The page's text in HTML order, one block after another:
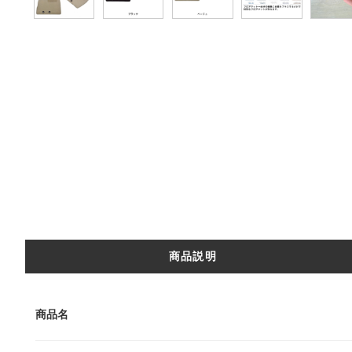
商品説明
商品名